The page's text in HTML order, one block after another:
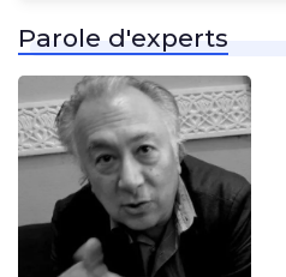
Parole d'experts